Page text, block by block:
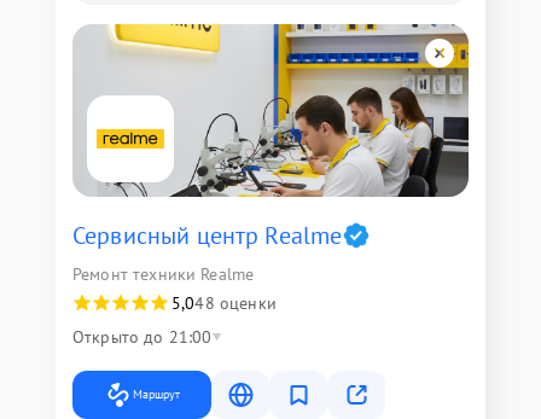
Сервисный центр Realme
Ремонт техники Realme
5,048 оценки
Открыто до 21:00
Маршрут